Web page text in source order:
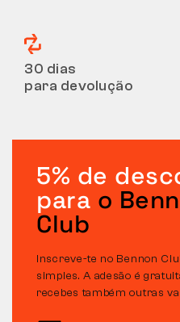
30 dias
para devolução
5% de
para o
Club
Inscreve-te no Bennon
simples. A adesão é
recebes também outras